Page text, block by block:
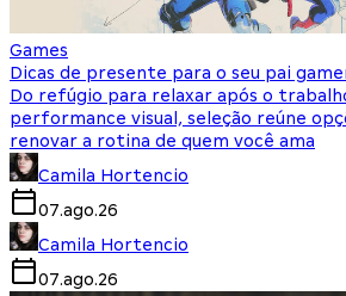
Games
Dicas de presente para o seu pai
Do refúgio para relaxar após o
performance visual, seleção reúne
renovar a rotina de quem você ama
Camila Hortencio
07.ago.26
Camila Hortencio
07.ago.26